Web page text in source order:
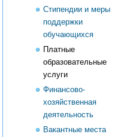
Стипендии и меры
поддержки
обучающихся
Платные
образовательные
услуги
Финансово-
хозяйственная
деятельность
Вакантные места